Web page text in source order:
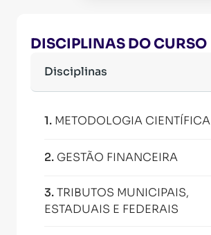
DISCIPLINAS DO CURSO
Disciplinas
1. METODOLOGIA CIENTÍFICA
2. GESTÃO FINANCEIRA
3.TRIBUTOS MUNICIPAIS,
ESTADUAIS E FEDERAIS